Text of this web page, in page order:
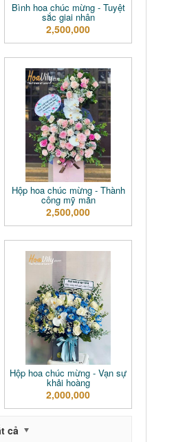
Bình hoa chúc mừng - Tuyệt
sắc giai nhân
2,500,000
Hộp hoa chúc mừng - Thành
công mỹ mãn
2,500,000
Hộp hoa chúc mừng - Vạn sự
khải hoàng
2,000,000
cả